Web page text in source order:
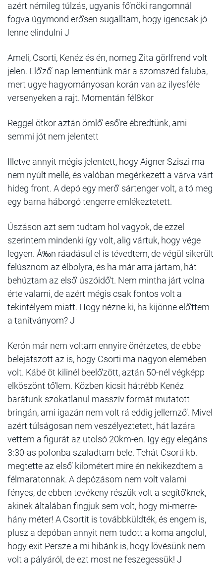
azért némileg túlzás, ugyanis fő‘nöki rangomnál
fogva úgymond erő‘sen sugalltam, hogy igencsak jó
lenne elindulni J
Ameli, Csorti, Kenéz és én, nomeg Zita görlfrend volt
jelen. Elő‘ző‘ nap lementünk már a szomszéd faluba,
mert ugye hagyományosan korán van az ilyesféle
versenyeken a rajt. Momentán fél8kor
Reggel ötkor aztán ömlő‘ eső‘re ébredtünk, ami
semmi jót nem jelentett
Illetve annyit mégis jelentett, hogy Aigner Sziszi ma
nem nyúlt mellé, és valóban megérkezett a várva várt
hideg front. A depó egy merő‘ sártenger volt, a tó meg
egy barna háborgó tengerre emlékeztetett.
Úszáson azt sem tudtam hol vagyok, de ezzel
szerintem mindenki így volt, alig vártuk, hogy vége
legyen. Á‰n ráadásul el is tévedtem, de végül sikerült
felúsznom az élbolyra, és ha már arra jártam, hát
behúztam az első‘ úszóidő‘t. Nem mintha járt volna
érte valami, de azért mégis csak fontos volt a
tekintélyem miatt. Hogy nézne ki, ha kijönne elő‘ttem
a tanítványom? J
Kerón már nem voltam ennyire önérzetes, de ebbe
belejátszott az is, hogy Csorti ma nagyon elemében
volt. Kábé öt kilinél beelő‘zött, aztán 50-nél végképp
elköszönt tő‘lem. Közben kicsit hátrébb Kenéz
barátunk szokatlanul masszív formát mutatott
bringán, ami igazán nem volt rá eddig jellemző‘. Mivel
azért túlságosan nem veszélyeztetett, hát lazára
vettem a figurát az utolsó 20km-en. Igy egy elegáns
3:30-as pofonba szaladtam bele. Tehát Csorti kb.
megtette az első‘ kilométert mire én nekikezdtem a
félmaratonnak. A depózásom nem volt valami
fényes, de ebben tevékeny részük volt a segítő‘knek,
akinek általában fingjuk sem volt, hogy mi-merre-
hány méter! A Csortit is továbbküldték, és engem is,
plusz a depóban annyit nem tudott a koma angolul,
hogy exit Persze a mi hibánk is, hogy lövésünk nem
volt a pályáról, de ezt most ne feszegessük! J